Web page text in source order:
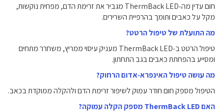
חום עדין מה‑ThermBack LED מגביר את זרימת הדם, מפחית נוקשות,
מקל על כאבים ותומך בהרפיית השרירים.
מה התועלת של טיפול הרטט?
טיפול הרטט ב‑ThermBack LED מעניק עיסוי ממריץ, משחרר מתחים
ומסייע בהפחתת כאבים בגב התחתון.
מה עושה טיפול האינפרא‑אדום הרחוק?
הטיפול מספק חום חודר עמוק לשיפור זרימת הדם ולהקלה ממוקדת בכאב.
האם ThermBack LED מספק הקלה עמוקה?